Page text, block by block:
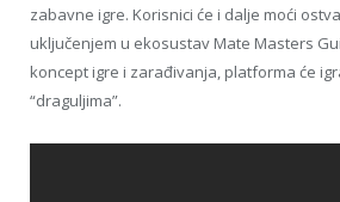
zabavne igre. Korisnici će i dalje moći
uključenjem u ekosustav Mate Masters
koncept igre i zarađivanja, platforma će
“draguljima”.